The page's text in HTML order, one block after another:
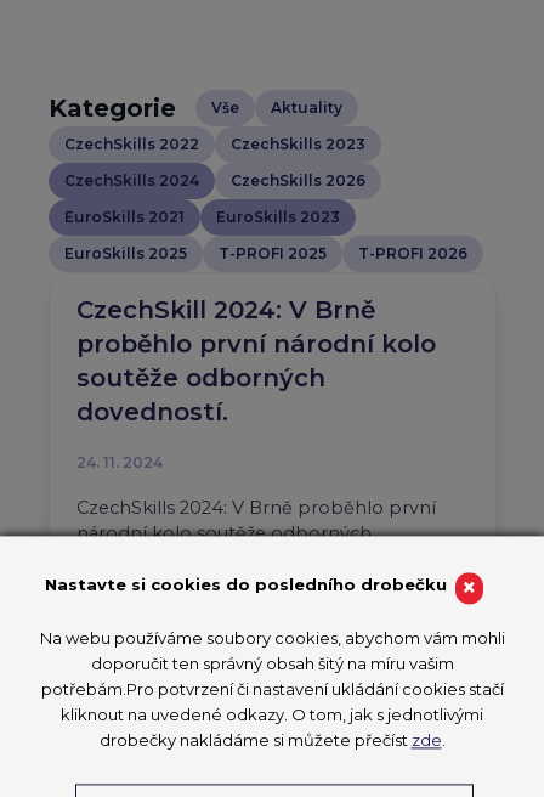
Kategorie Vše
Aktuality
CzechSkills 2022
CzechSkills 2023
CzechSkills 2024
CzechSkills 2026
EuroSkills 2021
EuroSkills 2023
EuroSkills 2025
T-PROFI 2025 T-PROFI 2026
CzechSkill 2024: V Brně
proběhlo první národní kolo
soutěže odborných
dovedností.
24. 11. 2024
CzechSkills 2024: V Brně proběhlo první
národní kolo soutěže odborných
PŘEČÍST ČLÁNEK
Mistrovství mladých
×
Nastavte si cookies do posledního drobečku
Na webu používáme soubory cookies, abychom vám mohli
doporučit ten správný obsah šitý na míru vašim
potřebám.Pro potvrzení či nastavení ukládání cookies stačí
kliknout na uvedené odkazy. O tom, jak s jednotlivými
drobečky nakládáme si můžete přečíst zde